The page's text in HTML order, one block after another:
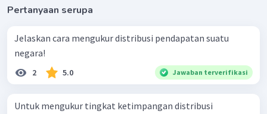
Pertanyaan serupa
Jelaskan cara mengukur distribusi pendapatan suatu
negara!
2 5.0 Jawaban terverifikasi
Untuk mengukur tingkat ketimpangan distribusi